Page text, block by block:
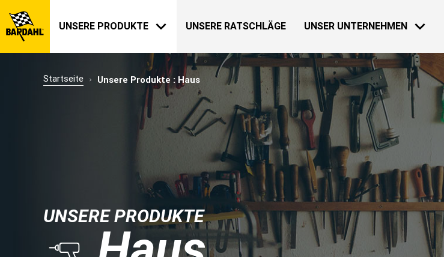
UNSERE PRODUKTE
HAUS
UNSERE RATSCHLÄGE UNSER UNTERNEHMEN
NACHRICHTEN
Startseite Unsere Produkte : Haus
UNSERE PRODUKTE